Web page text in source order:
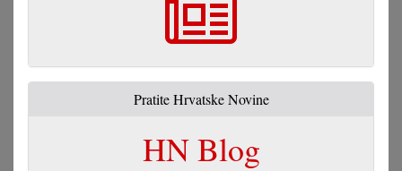
Pratite Hrvatske Novine
HN Blog